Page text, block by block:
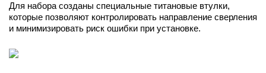
Для набора созданы специальные титановые втулки,
которые позволяют контролировать направление сверления
и минимизировать риск ошибки при установке.